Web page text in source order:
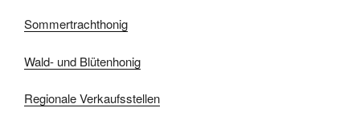
Sommertrachthonig
Wald- und Blütenhonig
Regionale Verkaufsstellen